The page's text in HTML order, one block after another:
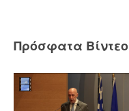
Πρόσφατα Βίντεο